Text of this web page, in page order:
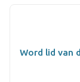
Word lid van